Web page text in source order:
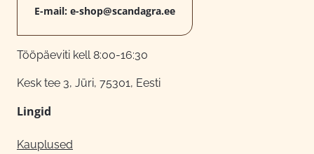
E-mail: e-shop@scandagra.ee
Tööpäeviti kell 8:00-16:30
Kesk tee 3, Jüri, 75301, Eesti
Lingid
Kauplused